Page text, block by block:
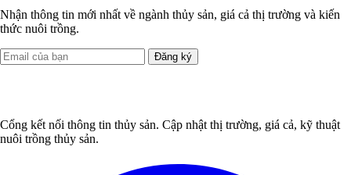
Nhận thông tin mới nhất về ngành thủy sản, giá cả thị trường và kiến
thức nuôi trồng.
Đăng ký
Cổng kết nối thông tin thủy sản. Cập nhật thị trường, giá cả, kỹ thuật
nuôi trồng thủy sản.